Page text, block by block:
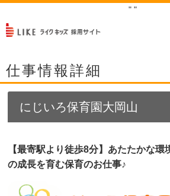
" "
仕事情報詳細
にじいろ保育園大岡山
【最寄駅より徒歩8分】あたたかな環
の成長を育む保育のお仕事♪